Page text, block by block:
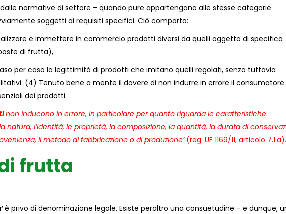
dalle normative di settore – quando pure appartengano alle stesse categorie
soggetti ai requisiti specifici. Ciò comporta:
e immettere in commercio prodotti diversi da quelli oggetto di specifica
di frutta),
per caso la legittimità di prodotti che imitano quelli regolati, senza tuttavia
(4) Tenuto bene a mente il dovere di non indurre in errore il consumatore
dei prodotti.
non inducono in errore, in particolare per quanto riguarda le caratteristiche
natura, l’identità, le proprietà, la composizione, la quantità, la durata di
il metodo di fabbricazione o di produzione’(reg. UE 1169/11, articolo 7.1.a).
frutta
è privo di denominazione legale. Esiste peraltro una consuetudine – e dunque,